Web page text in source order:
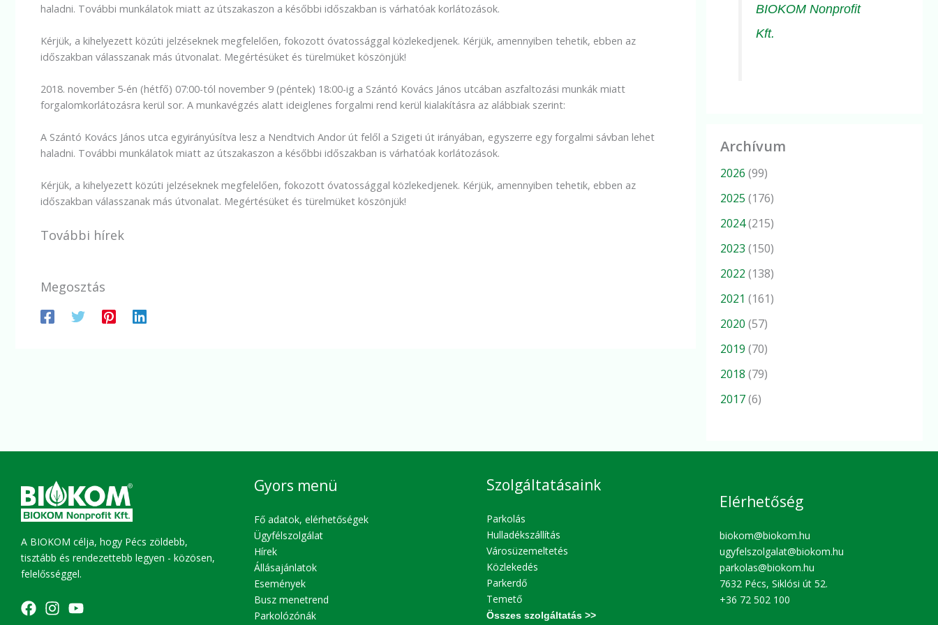
haladni. További munkálatok miatt az útszakaszon a későbbi időszakban is várhatóak korlátozások.
Kérjük, a kihelyezett közúti jelzéseknek megfelelően, fokozott óvatossággal közlekedjenek. Kérjük, amennyiben tehetik, ebben az
időszakban válasszanak más útvonalat. Megértésüket és türelmüket köszönjük!
2018. november 5-én (hétfő) 07:00-tól november 9 (péntek) 18:00-ig a Szántó Kovács János utcában aszfaltozási munkák miatt
forgalomkorlátozásra kerül sor. A munkavégzés alatt ideiglenes forgalmi rend kerül kialakításra az alábbiak szerint:
A Szántó Kovács János utca egyirányúsítva lesz a Nendtvich Andor út felől a Szigeti út irányában, egyszerre egy forgalmi sávban lehet
haladni. További munkálatok miatt az útszakaszon a későbbi időszakban is várhatóak korlátozások.
Kérjük, a kihelyezett közúti jelzéseknek megfelelően, fokozott óvatossággal közlekedjenek. Kérjük, amennyiben tehetik, ebben az
időszakban válasszanak más útvonalat. Megértésüket és türelmüket köszönjük!
További hírek
Megosztás
BIOKOM Nonprofit
Kft.
Archívum
2026 (99)
2025 (176)
2024(215)
2023 (150)
2022 (138)
2021 (161)
2020 (57)
2019 (70)
2018 (79)
2017(6)
A BIOKOM célja, hogy Pécs zöldebb,
tisztább és rendezettebb legyen - közösen,
felelősséggel.
Gyors menü
Fő adatok, elérhetőségek
Ügyfélszolgálat
Hírek
Állásajánlatok
Események
Busz menetrend
Parkolózónák
Szolgáltatásaink
Parkolás
Hulladékszállítás
Városüzemeltetés
Közlekedés
Parkerdő
Temető
Összes szolgáltatás >>
Elérhetőség
biokom@biokom.hu
ugyfelszolgalat@biokom.hu
parkolas@biokom.hu
7632 Pécs, Siklósi út 52.
+36 72 502 100